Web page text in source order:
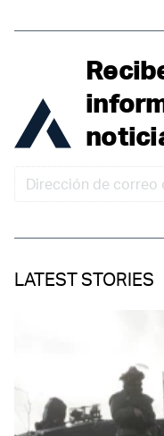
LATEST STORIES